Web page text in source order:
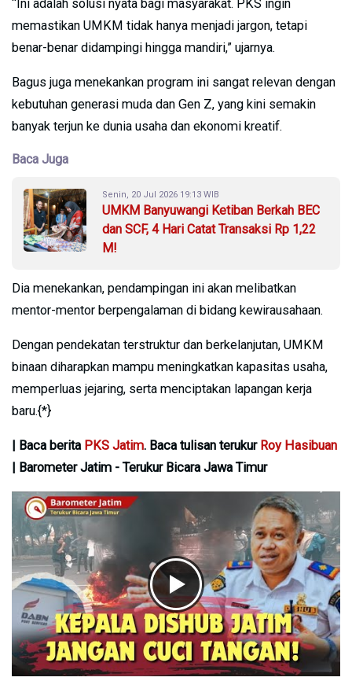
“Ini adalah solusi nyata bagi masyarakat. PKS ingin
memastikan UMKM tidak hanya menjadi jargon, tetapi
benar-benar didampingi hingga mandiri,” ujarnya.
Bagus juga menekankan program ini sangat relevan dengan
kebutuhan generasi muda dan Gen Z, yang kini semakin
banyak terjun ke dunia usaha dan ekonomi kreatif.
Baca Juga
Senin, 20 Jul 2026 19:13 WIB
UMKM Banyuwangi Ketiban Berkah BEC
dan SCF, 4 Hari Catat Transaksi Rp 1,22
M!
Dia menekankan, pendampingan ini akan melibatkan
mentor-mentor berpengalaman di bidang kewirausahaan.
Dengan pendekatan terstruktur dan berkelanjutan, UMKM
binaan diharapkan mampu meningkatkan kapasitas usaha,
memperluas jejaring, serta menciptakan lapangan kerja
baru.{*}
| Baca berita PKS Jatim. Baca tulisan terukur Roy Hasibuan
| Barometer Jatim - Terukur Bicara Jawa Timur